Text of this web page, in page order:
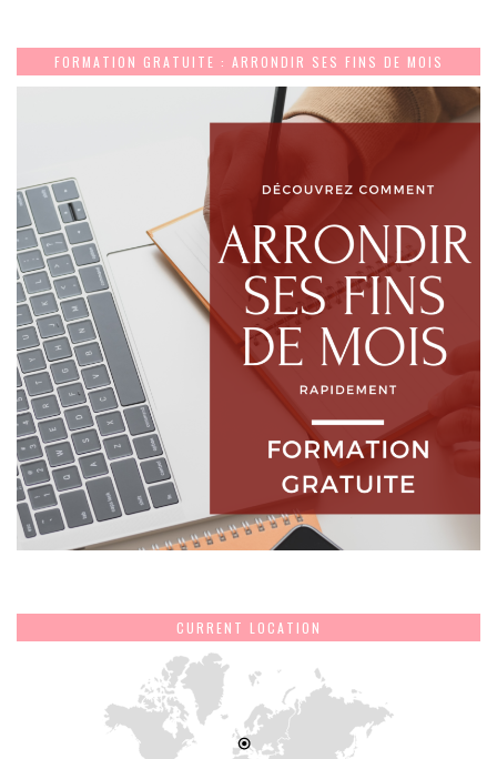
FORMATION GRATUITE : ARRONDIR SES FINS DE MOIS
CURRENT LOCATION